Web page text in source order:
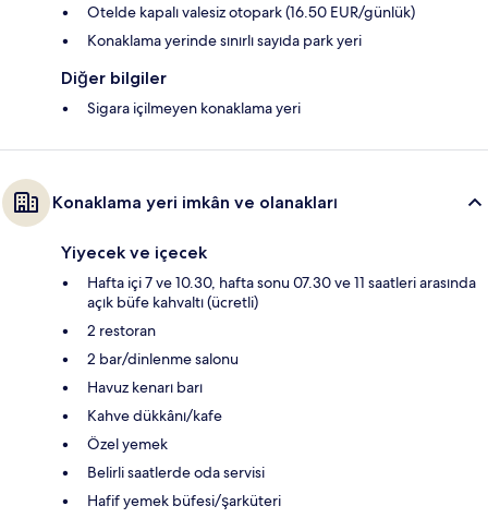
Otelde kapalı valesiz otopark (16.50 EUR/günlük)
Konaklama yerinde sınırlı sayıda park yeri
Diğer bilgiler
Sigara içilmeyen konaklama yeri
Konaklama yeri imkân ve olanakları
Yiyecek ve içecek
Hafta içi 7 ve 10.30, hafta sonu 07.30 ve 11 saatleri arasında
açık büfe kahvaltı (ücretli)
2 restoran
2 bar/dinlenme salonu
Havuz kenarı barı
Kahve dükkânı/kafe
Özel yemek
Belirli saatlerde oda servisi
Hafif yemek büfesi/şarküteri